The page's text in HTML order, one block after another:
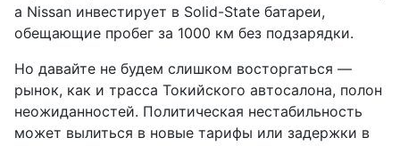
а Nissan инвестирует в Solid-State батареи,
обещающие пробег за 1000 км без подзарядки.
Но давайте не будем слишком восторгаться —
рынок, как и трасса Токийского автосалона, полон
неожиданностей. Политическая нестабильность
может вылиться в новые тарифы или задержки в